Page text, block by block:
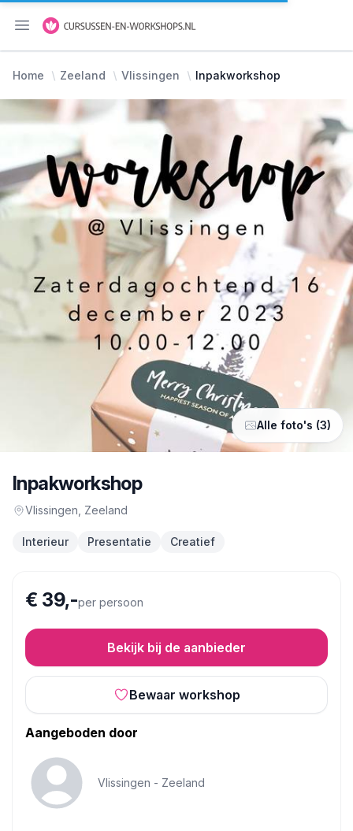
Menu openen
Home Zeeland Vlissingen Inpakworkshop
Alle foto's (3)
Inpakworkshop
Vlissingen , Zeeland
Interieur Presentatie Creatief
€ 39,-per persoon
Bekijk bij de aanbieder
Bewaar workshop
Aangeboden door
Vlissingen - Zeeland